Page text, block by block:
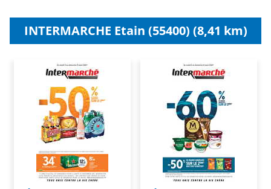
INTERMARCHE Etain (55400) (8,41 km)